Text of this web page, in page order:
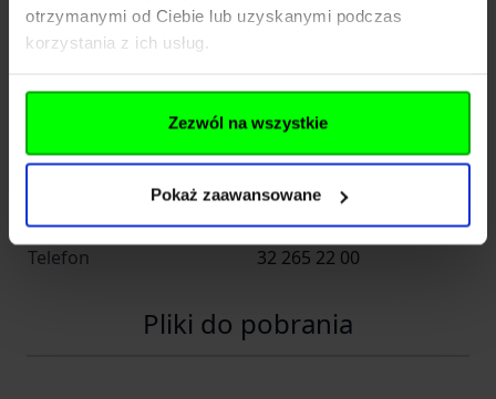
otrzymanymi od Ciebie lub uzyskanymi podczas
korzystania z ich usług.
Zezwól na wszystkie
Pokaż zaawansowane
Kraj
Polska
41-253
Miasto
Czeladź
info@kolba.pl
Telefon
32 265 22 00
Pliki do pobrania